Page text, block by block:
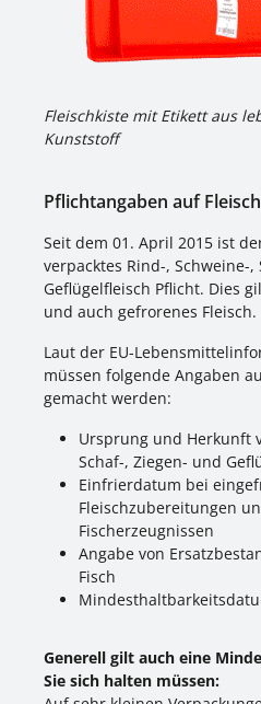
Fleischkiste mit Etikett aus
Kunststoff
Pflichtangaben auf
Seit dem 01. April 2015 ist
verpacktes Rind-, Schweine-,
Geflügelfleisch Pflicht. Dies
und auch gefrorenes Fleisch.
Laut der EU-
müssen folgende Angaben
gemacht werden:
Ursprung und Herkunft
Schaf-, Ziegen- und
Einfrierdatum bei
Fleischzubereitungen
Fischerzeugnissen
Angabe von
Fisch
Generell gilt auch eine
Sie sich halten müssen: